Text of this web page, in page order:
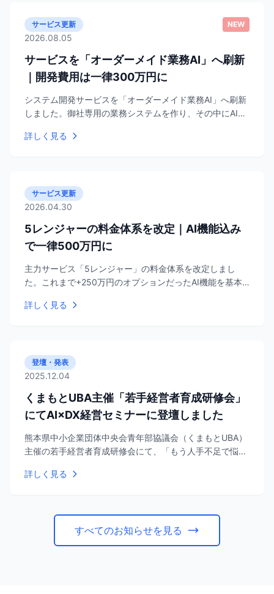
サービス更新
2026.08.05
NEW
サービスを「オーダーメイド業務AI」へ刷新
｜開発費用は一律300万円に
システム開発サービスを「オーダーメイド業務AI」へ刷新
しました。御社専用の業務システムを作り、その中にAIを
能数の制限なし）、契約後の追加請求は0円です。
詳しく見る
サービス更新
2026.04.30
5レンジャーの料金体系を改定｜AI機能込み
で一律500万円に
主力サービス「5レンジャー」の料金体系を改定しまし
た。これまで+250万円のオプションだったAI機能を基本
加料金が発生しないシンプルな構成にリニューアルしま
詳しく見る
登壇・発表
2025.12.04
くまもとUBA主催「若手経営者育成研修会」
にてAI×DX経営セミナーに登壇しました
熊本県中小企業団体中央会青年部協議会（くまもとUBA）
主催の若手経営者育成研修会にて、「もう人手不足で悩ま
を行いました。
詳しく見る
すべてのお知らせを見る